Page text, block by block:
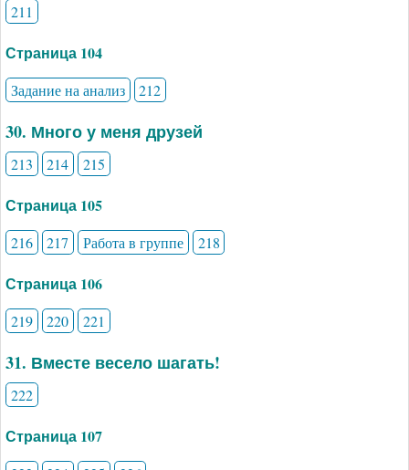
211
Страница 104
Задание на анализ 212
30. Много у меня друзей
213 214 215
Страница 105
216 217 Работа в группе 218
Страница 106
219 220 221
31. Вместе весело шагать!
222
Страница 107